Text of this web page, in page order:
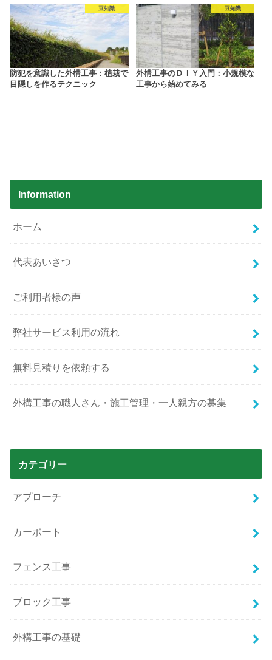
豆知識
防犯を意識した外構工事：植栽で
目隠しを作るテクニック
豆知識
外構工事のＤＩＹ入門：小規模な
工事から始めてみる
Information
ホーム
代表あいさつ
ご利用者様の声
弊社サービス利用の流れ
無料見積りを依頼する
外構工事の職人さん・施工管理・一人親方の募集
カテゴリー
アプローチ
カーポート
フェンス工事
ブロック工事
外構工事の基礎